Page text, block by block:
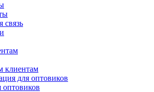
связь
клиентам
для оптовиков
оптовиков